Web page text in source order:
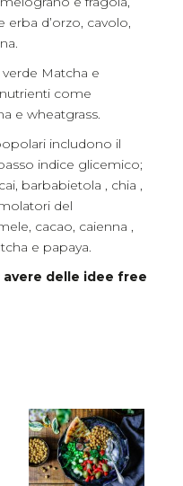
d’orzo, cavolo,
Matcha e
come
e wheatgrass.
includono il
indice glicemico;
barbabietola , chia ,
del
cacao, caienna ,
e papaya.
delle idee free